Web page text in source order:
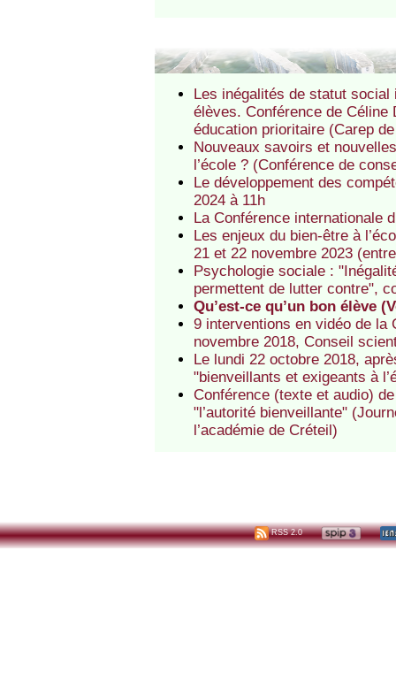
Les inégalités de statut
élèves. Conférence de Céline
éducation prioritaire (Carep
Nouveaux savoirs et
l’école ? (Conférence de
Le développement des
2024 à 11h
La Conférence internationale
Les enjeux du bien-être à
21 et 22 novembre 2023
Psychologie sociale :
permettent de lutter contre",
Qu’est-ce qu’un bon élève
9 interventions en vidéo de la
novembre 2018, Conseil
Le lundi 22 octobre 2018,
"bienveillants et exigeants à
Conférence (texte et audio)
"l’autorité bienveillante"
l’académie de Créteil)
RSS 2.0